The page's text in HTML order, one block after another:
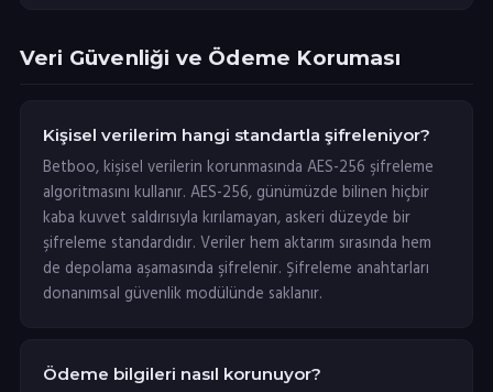
Veri Güvenliği ve Ödeme Koruması
Kişisel verilerim hangi standartla şifreleniyor?
Betboo, kişisel verilerin korunmasında AES-256 şifreleme
algoritmasını kullanır. AES-256, günümüzde bilinen hiçbir
kaba kuvvet saldırısıyla kırılamayan, askeri düzeyde bir
şifreleme standardıdır. Veriler hem aktarım sırasında hem
de depolama aşamasında şifrelenir. Şifreleme anahtarları
donanımsal güvenlik modülünde saklanır.
Ödeme bilgileri nasıl korunuyor?